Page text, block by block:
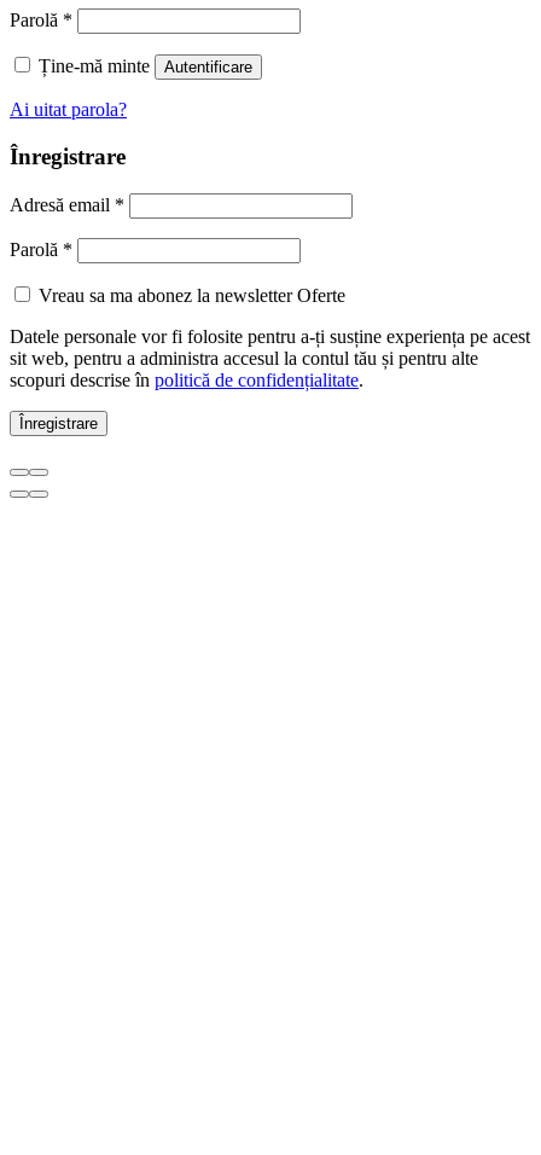
Parolă *
Ține-mă minte Autentificare
Ai uitat parola?
Înregistrare
Adresă email *
Parolă *
Vreau sa ma abonez la newsletter Oferte
Datele personale vor fi folosite pentru a-ți susține experiența pe acest
sit web, pentru a administra accesul la contul tău și pentru alte
scopuri descrise în politică de confidențialitate.
Înregistrare